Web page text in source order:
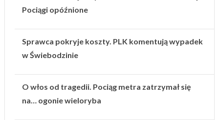
Pociągi opóźnione
Sprawca pokryje koszty. PLK komentują wypadek
w Świebodzinie
O włos od tragedii. Pociąg metra zatrzymał się
na… ogonie wieloryba